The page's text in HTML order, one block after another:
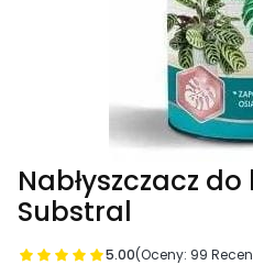
Nabłyszczacz
Substral
5.00(Oceny: 99